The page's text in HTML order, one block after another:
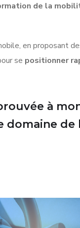
de la
en proposant
se positionner
à
domaine de